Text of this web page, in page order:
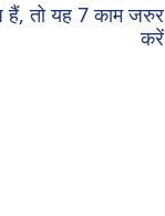
हैं, तो यह 7 काम जरुर
करें